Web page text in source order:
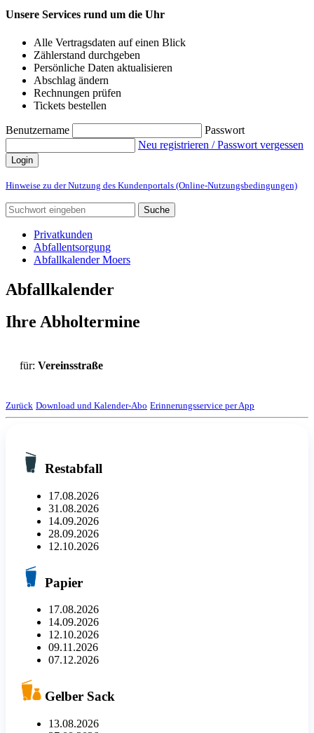
Unsere Services rund um die Uhr
Alle Vertragsdaten auf einen Blick
Zählerstand durchgeben
Persönliche Daten aktualisieren
Abschlag ändern
Rechnungen prüfen
Tickets bestellen
Benutzername
Passwort
Neu registrieren / Passwort vergessen
Login
Hinweise zu der Nutzung des Kundenportals (Online-Nutzungsbedingungen)
Suche
Privatkunden
Abfallentsorgung
Abfallkalender Moers
Abfallkalender
Ihre Abholtermine
für: Vereinsstraße
Zurück Download und Kalender-Abo Erinnerungsservice per App
Restabfall
17.08.2026
31.08.2026
14.09.2026
28.09.2026
12.10.2026
Papier
17.08.2026
14.09.2026
12.10.2026
09.11.2026
07.12.2026
Gelber Sack
13.08.2026